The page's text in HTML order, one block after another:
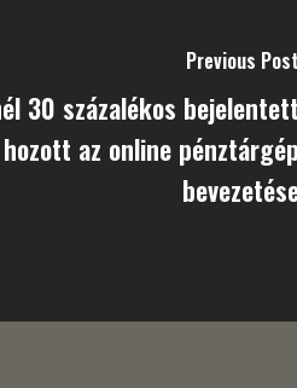
Previous Post
30 százalékos bejelentett
az online pénztárgép